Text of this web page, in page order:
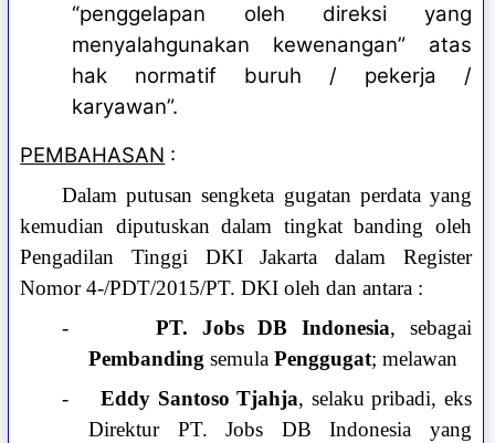
“penggelapan oleh direksi yang
menyalahgunakan kewenangan” atas
hak normatif buruh / pekerja /
karyawan”.
PEMBAHASAN :
Dalam putusan sengketa gugatan perdata yang
kemudian diputuskan dalam tingkat banding oleh
Pengadilan Tinggi DKI Jakarta dalam Register
Nomor 4-/PDT/2015/PT. DKI oleh dan antara :
-
PT. Jobs DB Indonesia, sebagai
Pembanding semula Penggugat; melawan
-
Eddy Santoso Tjahja, selaku pribadi, eks
Direktur PT. Jobs DB Indonesia yang